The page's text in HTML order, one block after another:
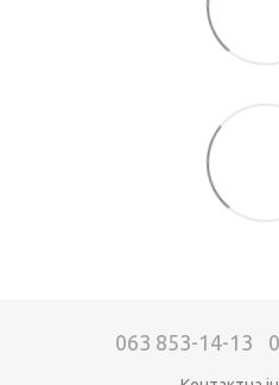
063 853-14-13